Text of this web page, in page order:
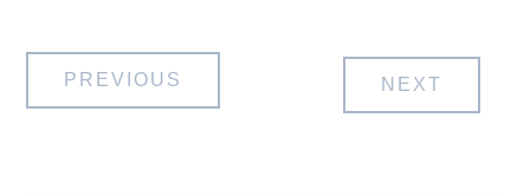
Post
PREVIOUS NEXT